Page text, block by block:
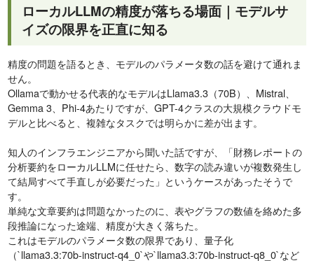
ローカルLLMの精度が落ちる場面｜モデルサ
イズの限界を正直に知る
精度の問題を語るとき、モデルのパラメータ数の話を避けて通れま
せん。
Ollamaで動かせる代表的なモデルはLlama3.3（70B）、Mistral、
Gemma 3、Phi-4あたりですが、GPT-4クラスの大規模クラウドモ
デルと比べると、複雑なタスクでは明らかに差が出ます。
知人のインフラエンジニアから聞いた話ですが、「財務レポートの
分析要約をローカルLLMに任せたら、数字の読み違いが複数発生し
て結局すべて手直しが必要だった」というケースがあったそうで
す。
単純な文章要約は問題なかったのに、表やグラフの数値を絡めた多
段推論になった途端、精度が大きく落ちた。
これはモデルのパラメータ数の限界であり、量子化
（`llama3.3:70b-instruct-q4_0`や`llama3.3:70b-instruct-q8_0`など